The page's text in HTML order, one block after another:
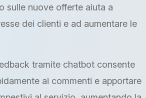
sulle nuove offerte aiuta a
dei clienti e ad aumentare le
tramite chatbot consente
ai commenti e apportare